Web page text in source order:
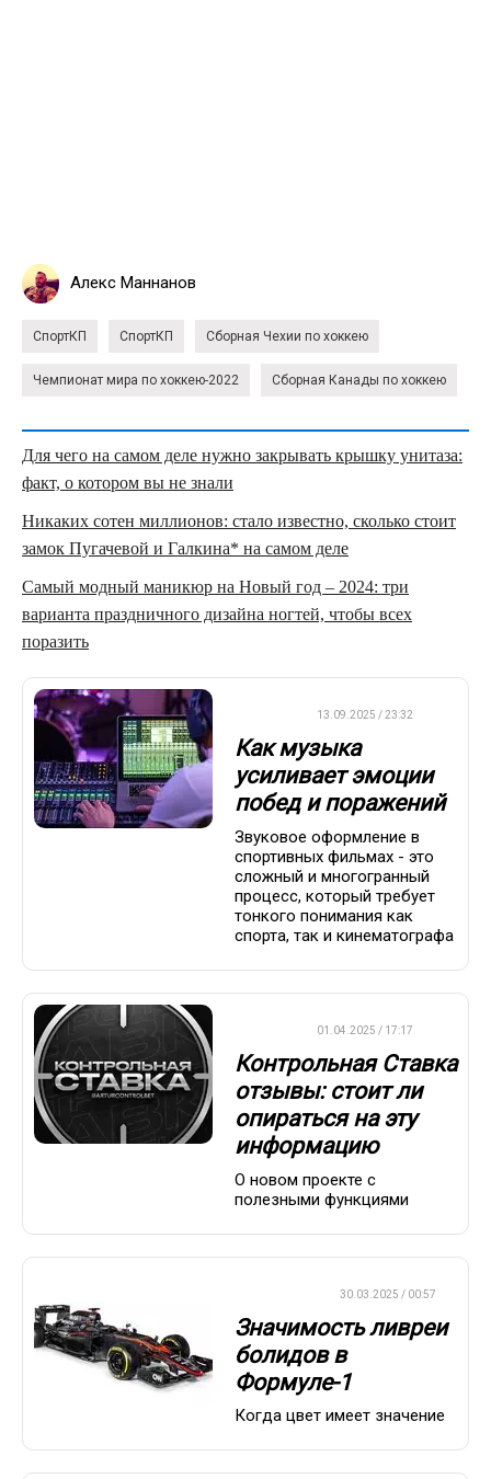
Алекс Маннанов
СпортКП СпортКП Сборная Чехии по хоккею
Чемпионат мира по хоккею-2022 Сборная Канады по хоккею
Для чего на самом деле нужно закрывать крышку унитаза:
факт, о котором вы не знали
Никаких сотен миллионов: стало известно, сколько стоит
замок Пугачевой и Галкина* на самом деле
Самый модный маникюр на Новый год – 2024: три
варианта праздничного дизайна ногтей, чтобы всех
поразить
13.09.2025 / 23:32
Как музыка
усиливает эмоции
побед и поражений
Звуковое оформление в
спортивных фильмах - это
сложный и многогранный
процесс, который требует
тонкого понимания как
спорта, так и кинематографа
01.04.2025 / 17:17
Контрольная Ставка
отзывы: стоит ли
опираться на эту
информацию
О новом проекте с
полезными функциями
30.03.2025 / 00:57
Значимость ливреи
болидов в
Формуле-1
Когда цвет имеет значение